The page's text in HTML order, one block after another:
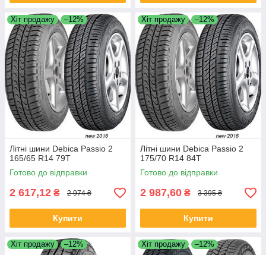
Хіт продажу –12%
Літні шини Debica Passio 2
165/65 R14 79T
Готово до відправки
2 617,12 ₴ 2 974 ₴
Купити
Хіт продажу –12%
Літні шини Debica Passio 2
175/70 R14 84T
Готово до відправки
2 987,60 ₴ 3 395 ₴
Купити
Хіт продажу –12% Хіт продажу –12%